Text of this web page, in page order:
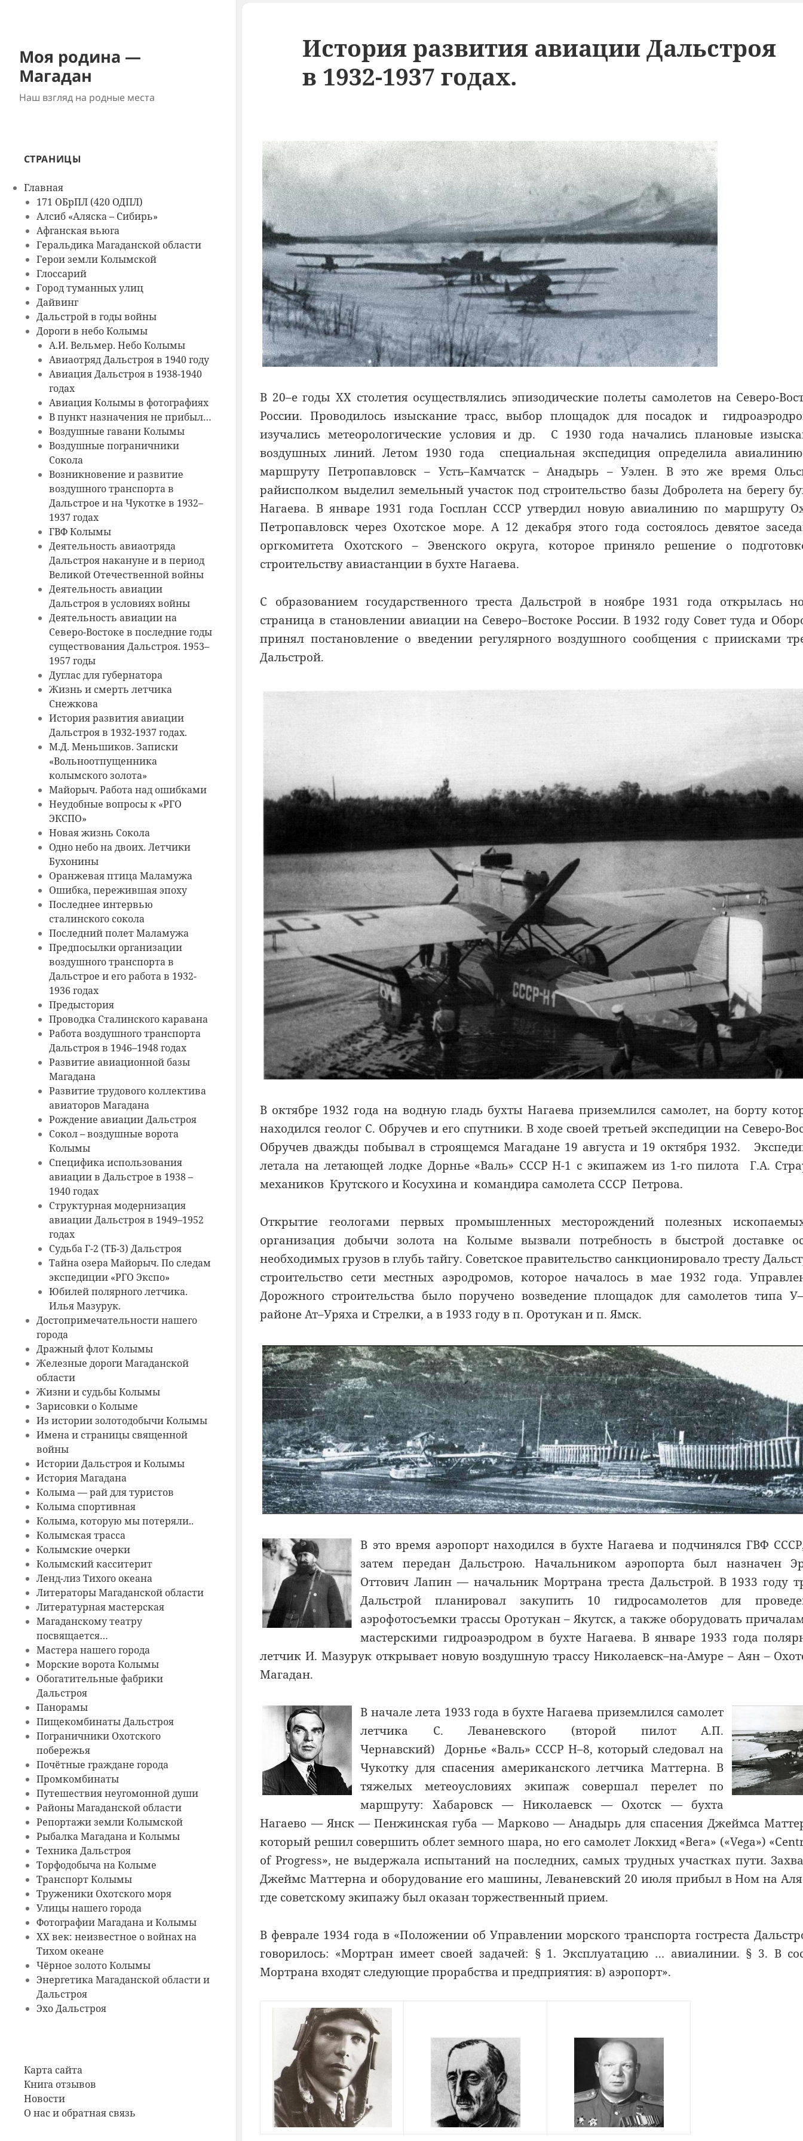
Моя родина —
Магадан
Наш взгляд на родные места
СТРАНИЦЫ
Главная
171 ОБрПЛ (420 ОДПЛ)
Алсиб «Аляска – Сибирь»
Афганская вьюга
Геральдика Магаданской области
Герои земли Колымской
Глоссарий
Город туманных улиц
Дайвинг
Дальстрой в годы войны
Дороги в небо Колымы
А.И. Вельмер. Небо Колымы
Авиаотряд Дальстроя в 1940 году
Авиация Дальстроя в 1938-1940
годах
Авиация Колымы в фотографиях
В пункт назначения не прибыл…
Воздушные гавани Колымы
Воздушные пограничники
Сокола
Возникновение и развитие
воздушного транспорта в
Дальстрое и на Чукотке в 1932–
1937 годах
ГВФ Колымы
Деятельность авиаотряда
Дальстроя накануне и в период
Великой Отечественной войны
Деятельность авиации
Дальстроя в условиях войны
Деятельность авиации на
Северо-Востоке в последние годы
существования Дальстроя. 1953–
1957 годы
Дуглас для губернатора
Жизнь и смерть летчика
Снежкова
История развития авиации
Дальстроя в 1932-1937 годах.
М.Д. Меньшиков. Записки
«Вольноотпущенника
колымского золота»
Майорыч. Работа над ошибками
Неудобные вопросы к «‎РГО
ЭКСПО»
Новая жизнь Сокола
Одно небо на двоих. Летчики
Бухонины
Оранжевая птица Маламужа
Ошибка, пережившая эпоху
Последнее интервью
сталинского сокола
Последний полет Маламужа
Предпосылки организации
воздушного транспорта в
Дальстрое и его работа в 1932-
1936 годах
Предыстория
Проводка Сталинского каравана
Работа воздушного транспорта
Дальстроя в 1946–1948 годах
Развитие авиационной базы
Магадана
Развитие трудового коллектива
авиаторов Магадана
Рождение авиации Дальстроя
Сокол – воздушные ворота
Колымы
Специфика использования
авиации в Дальстрое в 1938 –
1940 годах
Структурная модернизация
авиации Дальстроя в 1949–1952
годах
Судьба Г-2 (ТБ-3) Дальстроя
Тайна озера Майорыч. По следам
экспедиции «РГО Экспо»
Юбилей полярного летчика.
Илья Мазурук.
Достопримечательности нашего
города
Дражный флот Колымы
Железные дороги Магаданской
области
Жизни и судьбы Колымы
Зарисовки о Колыме
Из истории золотодобычи Колымы
Имена и страницы священной
войны
Истории Дальстроя и Колымы
История Магадана
Колыма — рай для туристов
Колыма спортивная
Колыма, которую мы потеряли..
Колымская трасса
Колымские очерки
Колымский касситерит
Ленд-лиз Тихого океана
Литераторы Магаданской области
Литературная мастерская
Магаданскому театру
посвящается…
Мастера нашего города
Морские ворота Колымы
Обогатительные фабрики
Дальстроя
Панорамы
Пищекомбинаты Дальстроя
Пограничники Охотского
побережья
Почётные граждане города
Промкомбинаты
Путешествия неугомонной души
Районы Магаданской области
Репортажи земли Колымской
Рыбалка Магадана и Колымы
Техника Дальстроя
Торфодобыча на Колыме
Транспорт Колымы
Труженики Охотского моря
Улицы нашего города
Фотографии Магадана и Колымы
ХХ век: неизвестное о войнах на
Тихом океане
Чёрное золото Колымы
Энергетика Магаданской области и
Дальстроя
Эхо Дальстроя
Карта сайта
Книга отзывов
Новости
О нас и обратная связь
История развития авиации Дальстроя
в 1932-1937 годах.
В 20–е годы ХХ столетия осуществлялись эпизодические полеты самолетов на Северо-
России. Проводилось изыскание трасс, выбор площадок для посадок и
изучались метеорологические условия и др. С 1930 года начались плановые
воздушных линий. Летом 1930 года специальная экспедиция определила
маршруту Петропавловск – Усть–Камчатск – Анадырь – Уэлен. В это же время
райисполком выделил земельный участок под строительство базы Добролета на берегу
Нагаева. В январе 1931 года Госплан СССР утвердил новую авиалинию по маршруту
Петропавловск через Охотское море. А 12 декабря этого года состоялось девятое
оргкомитета Охотского – Эвенского округа, которое приняло решение о
строительству авиастанции в бухте Нагаева.
С образованием государственного треста Дальстрой в ноябре 1931 года открылась
страница в становлении авиации на Северо–Востоке России. В 1932 году Совет туда и
принял постановление о введении регулярного воздушного сообщения с приисками
Дальстрой.
В октябре 1932 года на водную гладь бухты Нагаева приземлился самолет, на борту
находился геолог С. Обручев и его спутники. В ходе своей третьей экспедиции на Северо-
Обручев дважды побывал в строящемся Магадане 19 августа и 19 октября 1932.
летала на летающей лодке Дорнье «Валь» СССР Н-1 с экипажем из 1-го пилота Г.А.
механиков Крутского и Косухина и командира самолета СССР Петрова.
Открытие геологами первых промышленных месторождений полезных
организация добычи золота на Колыме вызвали потребность в быстрой доставке
необходимых грузов в глубь тайгу. Советское правительство санкционировало тресту
строительство сети местных аэродромов, которое началось в мае 1932 года.
Дорожного строительства было поручено возведение площадок для самолетов типа
районе Ат–Уряха и Стрелки, а в 1933 году в п. Оротукан и п. Ямск.
В это время аэропорт находился в бухте Нагаева и подчинялся ГВФ
затем передан Дальстрою. Начальником аэропорта был назначен
Оттович Лапин — начальник Мортрана треста Дальстрой. В 1933 году
Дальстрой планировал закупить 10 гидросамолетов для
аэрофотосъемки трассы Оротукан – Якутск, а также оборудовать
мастерскими гидроаэродром в бухте Нагаева. В январе 1933 года
летчик И. Мазурук открывает новую воздушную трассу Николаевск–на-Амуре – Аян –
Магадан.
В начале лета 1933 года в бухте Нагаева приземлился самолет
летчика С. Леваневского (второй пилот А.П.
Чернавский) Дорнье «Валь» СССР Н–8, который следовал на
Чукотку для спасения американского летчика Маттерна. В
тяжелых метеоусловиях экипаж совершал перелет по
маршруту: Хабаровск — Николаевск — Охотск — бухта
Нагаево — Янcк — Пенжинская губа — Марково — Анадырь для спасения Джеймса
который решил совершить облет земного шара, но его самолет Локхид «Вега» («Vega»)
of Progress», не выдержала испытаний на последних, самых трудных участках пути.
Джеймс Маттерна и оборудование его машины, Леваневский 20 июля прибыл в Ном на
где советскому экипажу был оказан торжественный прием.
В феврале 1934 года в «Положении об Управлении морского транспорта гостреста
говорилось: «Мортран имеет своей задачей: § 1. Эксплуатацию … авиалинии. § 3. В
Мортрана входят следующие прорабства и предприятия: в) аэропорт».